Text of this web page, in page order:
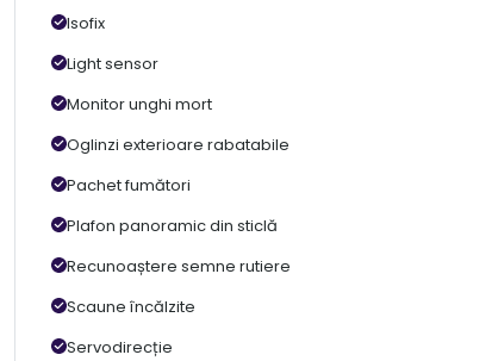
Isofix
Light sensor
Monitor unghi mort
Oglinzi exterioare rabatabile
Pachet fumători
Plafon panoramic din sticlă
Recunoaștere semne rutiere
Scaune încălzite
Servodirecție